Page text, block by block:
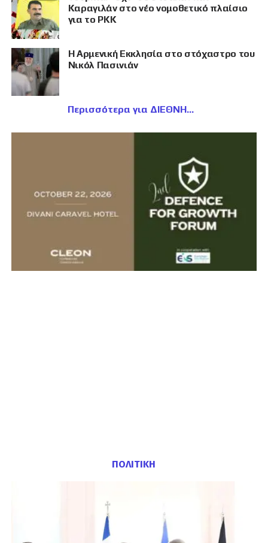
Καραγιλάν στο νέο νομοθετικό πλαίσιο
για το PKK
Η Αρμενική Εκκλησία στο στόχαστρο του
Νικόλ Πασινιάν
Περισσότερα για ΔΙΕΘΝΗ
ΠΟΛΙΤΙΚΗ